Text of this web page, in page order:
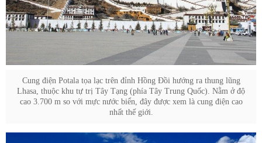
Cung điện Potala tọa lạc trên đỉnh Hồng Đồi hướng ra thung lũng
Lhasa, thuộc khu tự trị Tây Tạng (phía Tây Trung Quốc). Nằm ở độ
cao 3.700 m so với mực nước biển, đây được xem là cung điện cao
nhất thế giới.